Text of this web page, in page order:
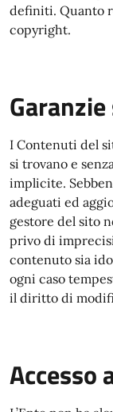
definiti. Quanto
copyright.
I Contenuti del
si trovano e
implicite.
adeguati ed
gestore del sito
privo di
contenuto sia
ogni caso
il diritto di
Accesso